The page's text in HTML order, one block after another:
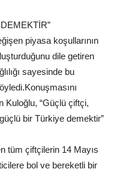
piyasa koşullarının
dile getiren
sayesinde bu
Kuloğlu, “Güçlü çiftçi,
bir Türkiye demektir”
tüm çiftçilerin 14 Mayıs
bol ve bereketli bir